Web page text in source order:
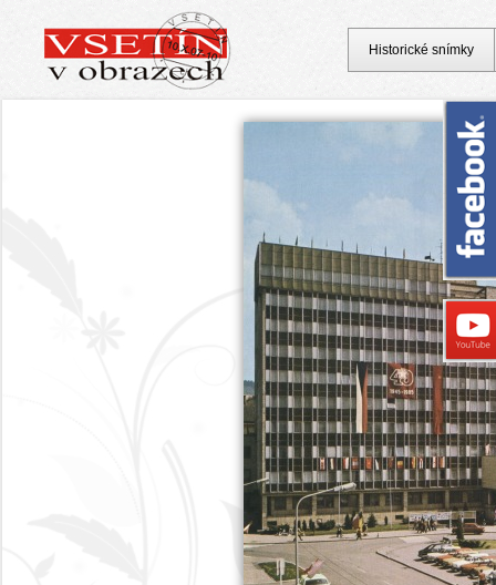
Historické snímky